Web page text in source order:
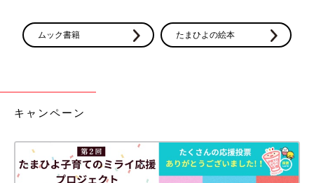
ムック書籍 たまひよの絵本
キャンペーン